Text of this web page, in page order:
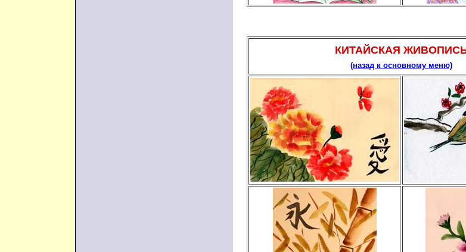
КИТАЙСКАЯ
(назад к основному меню)